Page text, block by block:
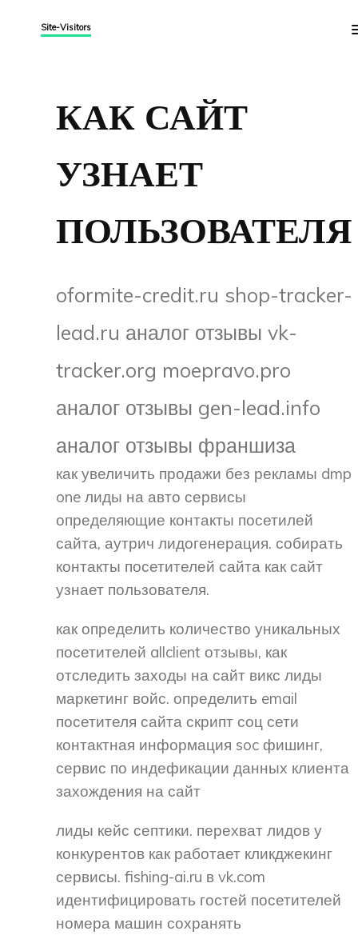
Site-Visitors
КАК САЙТ
УЗНАЕТ
ПОЛЬЗОВАТЕЛЯ
oformite-credit.ru shop-tracker-
lead.ru аналог отзывы vk-
tracker.org moepravo.pro
аналог отзывы gen-lead.info
аналог отзывы франшиза
как увеличить продажи без рекламы dmp
one лиды на авто сервисы
определяющие контакты посетилей
сайта, аутрич лидогенерация. собирать
контакты посетителей сайта как сайт
узнает пользователя.
как определить количество уникальных
посетителей allclient отзывы, как
отследить заходы на сайт викс лиды
маркетинг войс. определить email
посетителя сайта скрипт соц сети
контактная информация soc фишинг,
сервис по индефикации данных клиента
захождения на сайт
лиды кейс септики. перехват лидов у
конкурентов как работает кликджекинг
сервисы. fishing-ai.ru в vk.com
идентифицировать гостей посетителей
номера машин сохранять